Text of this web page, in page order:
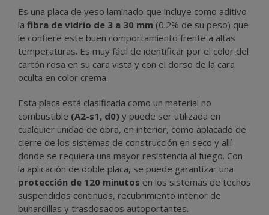
Es una placa de yeso laminado que incluye como aditivo
la fibra de vidrio de 3 a 30 mm (0.2% de su peso) que
le confiere este buen comportamiento frente a altas
temperaturas. Es muy fácil de identificar por el color del
cartón rosa en su cara vista y con el dorso de la cara
oculta en color crema.
Esta placa está clasificada como un material no
combustible (A2-s1, d0) y puede ser utilizada en
cualquier unidad de obra, en interior, como aplacado de
cierre de los sistemas de construcción en seco y allí
donde se requiera una mayor resistencia al fuego. Con
la aplicación de doble placa, se puede garantizar una
protección de 120 minutos en los sistemas de techos
suspendidos continuos, recubrimiento interior de
buhardillas y trasdosados autoportantes.